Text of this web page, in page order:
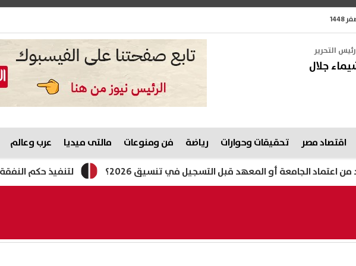
رئيس التحرير
جلال
اقتصاد مصر تحقيقات وحوارات رياضة فن ومنوعات مالتى ميديا عرب وعالم
لتنفيذ حكم النفقة.. القبض أو المعهد قبل التسجيل في تنسيق 2026؟